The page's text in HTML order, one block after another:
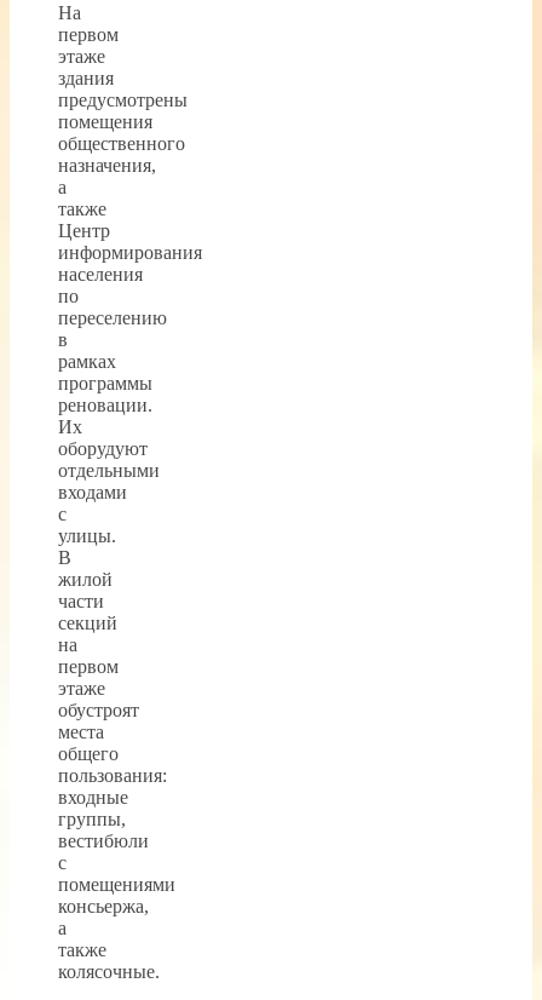
На
первом
этаже
здания
предусмотрены
помещения
общественного
назначения,
а
также
Центр
информирования
населения
по
переселению
в
рамках
программы
реновации.
Их
оборудуют
отдельными
входами
с
улицы.
В
жилой
части
секций
на
первом
этаже
обустроят
места
общего
пользования:
входные
группы,
вестибюли
с
помещениями
консьержа,
а
также
колясочные.